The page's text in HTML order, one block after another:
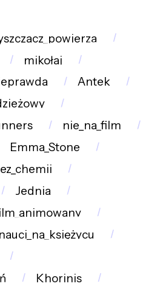
mikołaj
Antek
nie_na_film
Emma_Stone
Jednia
Khorinis